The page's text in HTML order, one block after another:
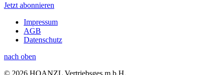
Jetzt abonnieren
Impressum
AGB
Datenschutz
nach oben
© 2026 HOANZL Vertriebsges.m.b.H.